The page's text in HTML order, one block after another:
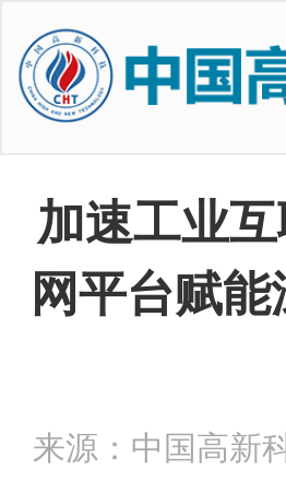
加速工业
网平台赋
来源：中国高新